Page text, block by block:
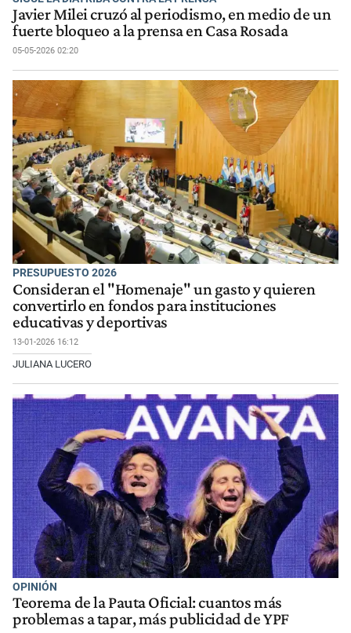
Javier Milei cruzó al periodismo, en medio de un
fuerte bloqueo a la prensa en Casa Rosada
05-05-2026 02:20
PRESUPUESTO 2026
Consideran el "Homenaje" un gasto y quieren
convertirlo en fondos para instituciones
educativas y deportivas
13-01-2026 16:12
JULIANA LUCERO
OPINIÓN
Teorema de la Pauta Oficial: cuantos más
problemas a tapar, más publicidad de YPF